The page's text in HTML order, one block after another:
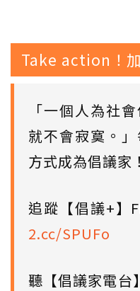
Take action！加
「一個人為社
就不會寂寞。
方式成為倡議家！
追蹤【倡議+】
2.cc/SPUFo
聽【倡議家電台